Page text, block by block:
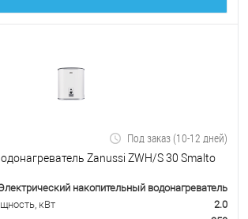
Под заказ (10-12 дней)
Zanussi ZWH/S 30 Smalto
накопительный водонагреватель
кВт
2.0